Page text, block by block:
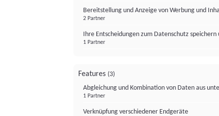
Bereitstellung und Anzeige von Werbung und
2 Partner
Ihre Entscheidungen zum Datenschutz
1 Partner
Features (3)
Abgleichung und Kombination von Daten aus
1 Partner
Verknüpfung verschiedener Endgeräte